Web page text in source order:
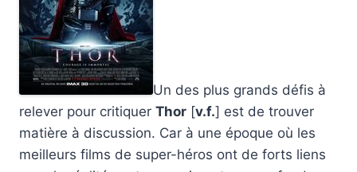
Un des plus grands défis à
relever pour critiquer Thor [v.f.] est de trouver
matière à discussion. Car à une époque où les
meilleurs films de super-héros ont de forts liens